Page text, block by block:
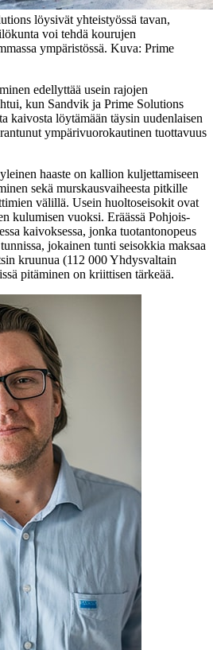
löysivät yhteistyössä tavan,
voi tehdä kourujen
ympäristössä. Kuva: Prime
edellyttää usein rajojen
kun Sandvik ja Prime Solutions
kaivosta löytämään täysin uudenlaisen
ympärivuorokautinen tuottavuus
haaste on kallion kuljettamiseen
sekä murskausvaiheesta pitkille
välillä. Usein huoltoseisokit ovat
kulumisen vuoksi. Eräässä Pohjois-
kaivoksessa, jonka tuotantonopeus
jokainen tunti seisokkia maksaa
kruunua (112 000 Yhdysvaltain
pitäminen on kriittisen tärkeää.